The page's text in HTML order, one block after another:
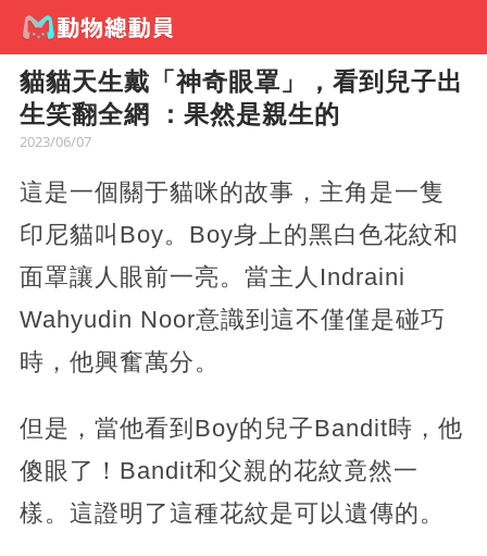
貓貓天生戴「神奇眼罩」，看到兒子出
生笑翻全網 ：果然是親生的
2023/06/07
這是一個關于貓咪的故事，主角是一隻
印尼貓叫Boy。Boy身上的黑白色花紋和
面罩讓人眼前一亮。當主人Indraini
Wahyudin Noor意識到這不僅僅是碰巧
時，他興奮萬分。
但是，當他看到Boy的兒子Bandit時，他
傻眼了！Bandit和父親的花紋竟然一
樣。這證明了這種花紋是可以遺傳的。